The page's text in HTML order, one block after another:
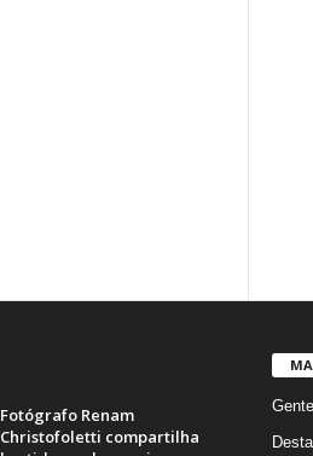
Fotógrafo Renam
Christofoletti compartilha
Gente